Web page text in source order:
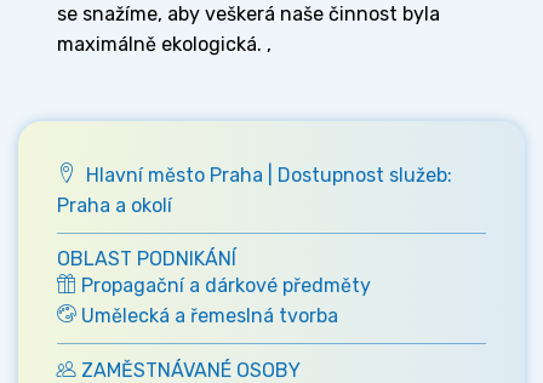
se snažíme, aby veškerá naše činnost byla
maximálně ekologická. ,
Hlavní město Praha | Dostupnost služeb:
Praha a okolí
OBLAST PODNIKÁNÍ
Propagační a dárkové předměty
Umělecká a řemeslná tvorba
ZAMĚSTNÁVANÉ OSOBY